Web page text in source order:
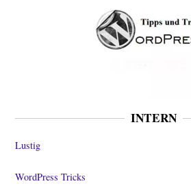
INTERN
Lustig
WordPress Tricks